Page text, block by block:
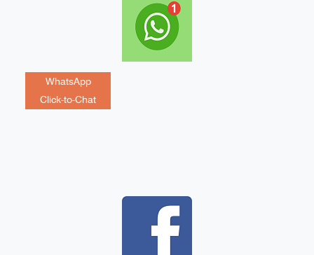
WhatsApp
Click-to-Chat